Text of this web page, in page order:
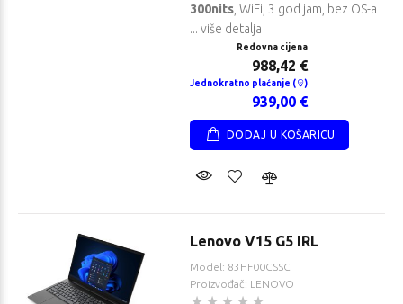
300nits , WiFi, 3 god jam, bez OS-a
... više detalja
Redovna cijena
988,42 €
Jednokratno plaćanje ( )
939,00 €
DODAJ U KOŠARICU
Lenovo V15 G5 IRL
Model: 83HF00CSSC
Proizvođač: LENOVO